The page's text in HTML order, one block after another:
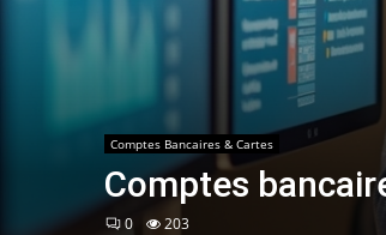
Comptes Bancaires & Cartes
Comptes
0 203